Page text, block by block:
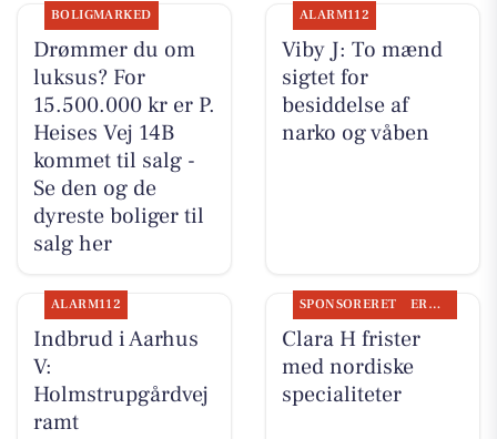
BOLIGMARKED
Drømmer du om
luksus? For
15.500.000 kr er P.
Heises Vej 14B
kommet til salg -
Se den og de
dyreste boliger til
salg her
ALARM112
Viby J: To mænd
sigtet for
besiddelse af
narko og våben
ALARM112
Indbrud i Aarhus
V:
Holmstrupgårdvej
ramt
SPONSORERET ERHVERV
Clara H frister
med nordiske
specialiteter